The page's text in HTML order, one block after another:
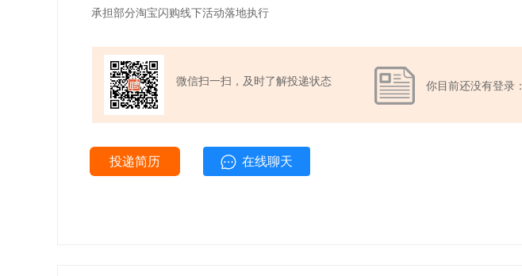
承担部分淘宝闪购线下活动落地执行
微信扫一扫，及时了解投递状态 你目前还没有登录：
投递简历 在线聊天